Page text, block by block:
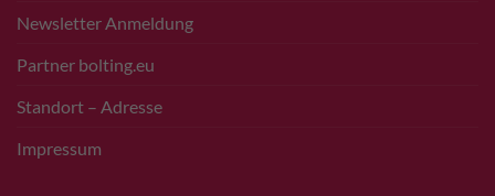
Newsletter Anmeldung
Partner bolting.eu
Standort – Adresse
Impressum